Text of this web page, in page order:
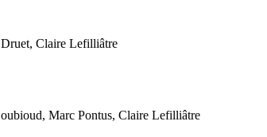
Claire Lefilliâtre
Marc Pontus, Claire Lefilliâtre